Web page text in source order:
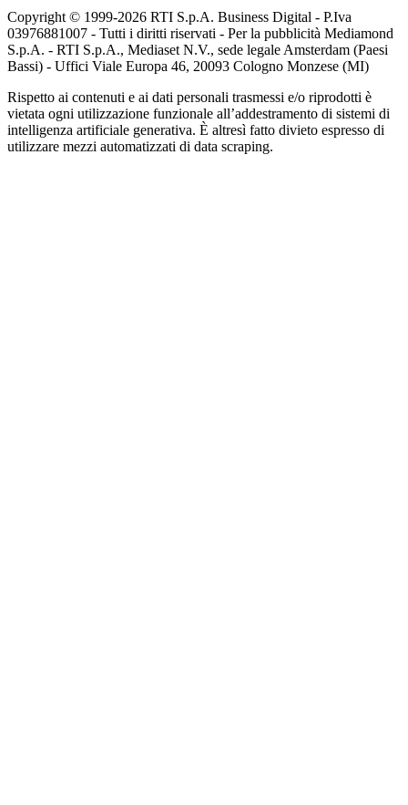
Copyright © 1999-2026 RTI S.p.A. Business Digital - P.Iva
03976881007 - Tutti i diritti riservati - Per la pubblicità Mediamond
S.p.A. - RTI S.p.A., Mediaset N.V., sede legale Amsterdam (Paesi
Bassi) - Uffici Viale Europa 46, 20093 Cologno Monzese (MI)
Rispetto ai contenuti e ai dati personali trasmessi e/o riprodotti è
vietata ogni utilizzazione funzionale all’addestramento di sistemi di
intelligenza artificiale generativa. È altresì fatto divieto espresso di
utilizzare mezzi automatizzati di data scraping.